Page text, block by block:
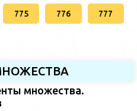
775 776 777
множества.